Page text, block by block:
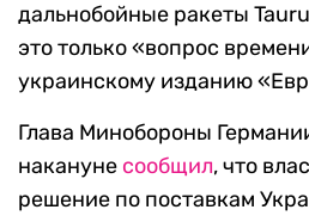
дальнобойные ракеты
это только «вопрос
украинскому изданию
Глава Минобороны
накануне сообщил, что
решение по поставкам